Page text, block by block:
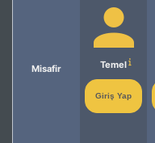
Misafir Temel
Giriş Yap